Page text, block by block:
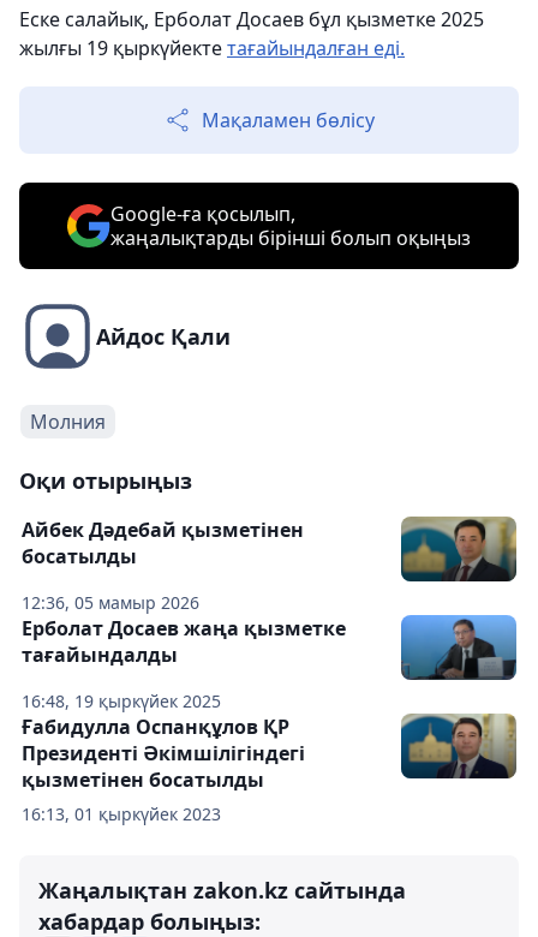
Еске салайық, Ерболат Досаев бұл қызметке 2025
жылғы 19 қыркүйектетағайындалған еді.
Мақаламен бөлісу
Google-ға қосылып,
жаңалықтарды бірінші болып оқыңыз
Айдос Қали
Молния
Оқи отырыңыз
12:36, 05 мамыр 2026
Айбек Дәдебай қызметінен
босатылды
16:48, 19 қыркүйек 2025
Ерболат Досаев жаңа қызметке
тағайындалды
16:13, 01 қыркүйек 2023
Ғабидулла Оспанқұлов ҚР
Президенті Әкімшілігіндегі
қызметінен босатылды
Жаңалықтан zakon.kz сайтында
хабардар болыңыз: